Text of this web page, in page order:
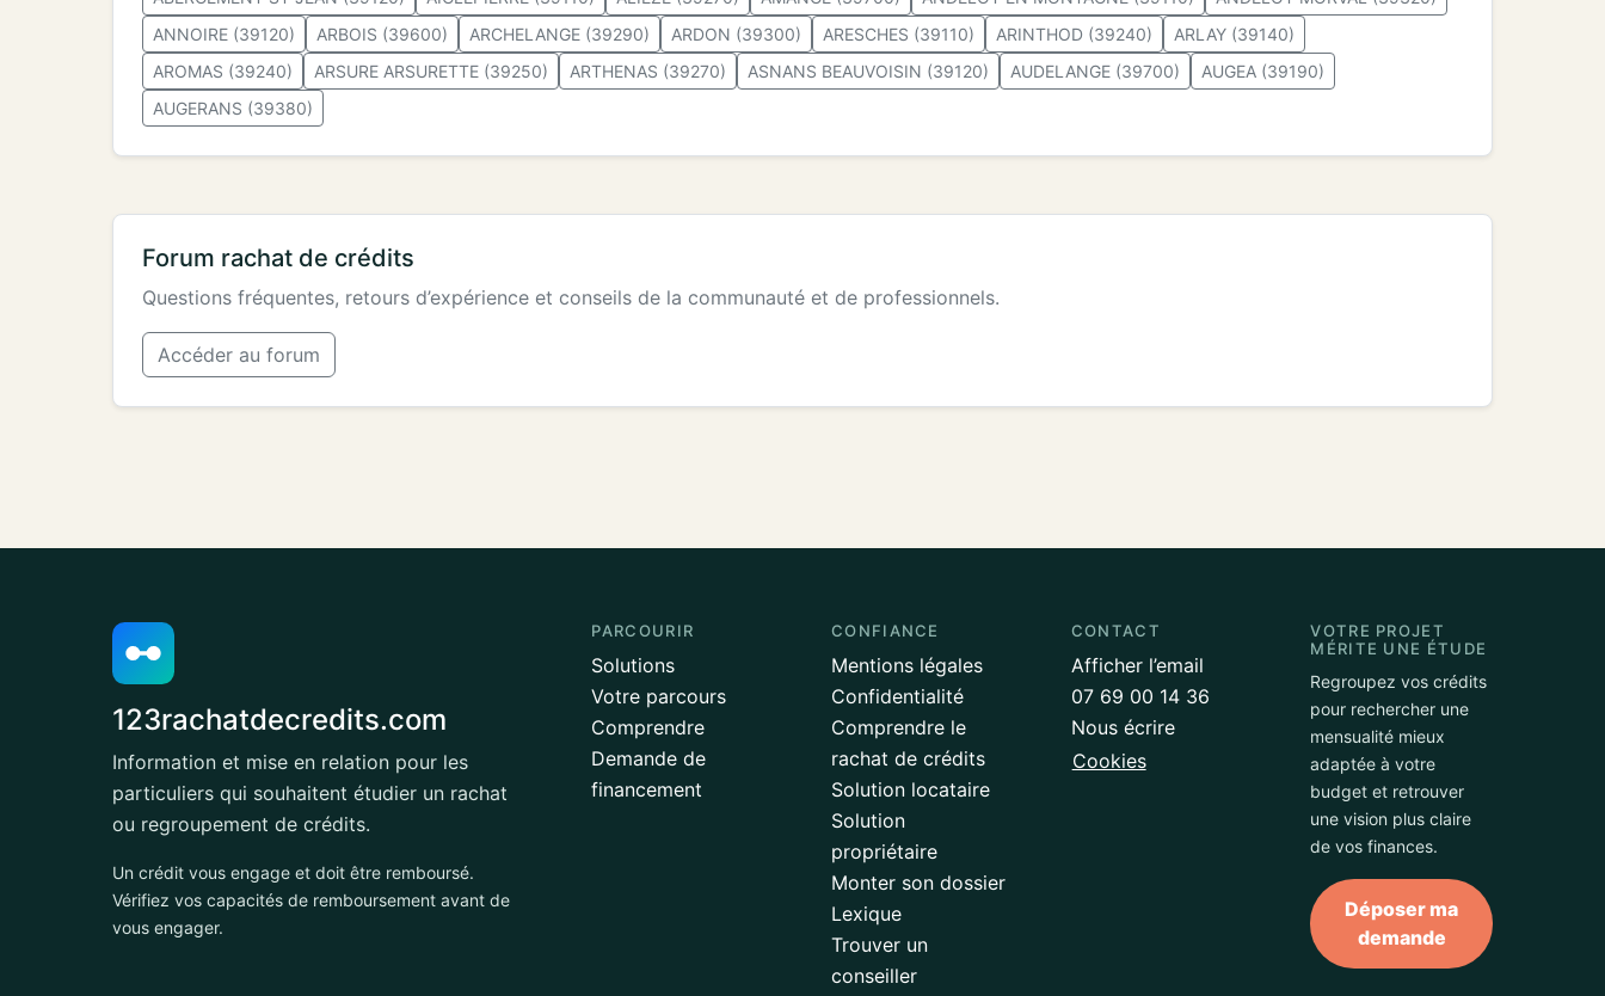
ANNOIRE (39120)
ARBOIS (39600) ARCHELANGE (39290) ARDON (39300) ARESCHES (39110) ARINTHOD (39240)
ARLAY (39140)
AROMAS (39240)
ARSURE ARSURETTE (39250) ARTHENAS (39270) ASNANS BEAUVOISIN (39120) AUDELANGE (39700)
AUGEA (39190)
AUGERANS (39380)
Forum rachat de crédits
Questions fréquentes, retours d’expérience et conseils de la communauté et de professionnels.
Accéder au forum
123rachatdecredits.com
Information et mise en relation pour les
particuliers qui souhaitent étudier un rachat
ou regroupement de crédits.
Un crédit vous engage et doit être remboursé.
Vérifiez vos capacités de remboursement avant de
vous engager.
PARCOURIR
Solutions
Votre parcours
Comprendre
Demande de
financement
CONFIANCE
Mentions légales
Confidentialité
Comprendre le
rachat de crédits
Solution locataire
Solution
propriétaire
Monter son dossier
Lexique
Trouver un
conseiller
CONTACT
Afficher l’email
07 69 00 14 36
Nous écrire
Cookies
VOTRE PROJET
MÉRITE UNE ÉTUDE
Regroupez vos crédits
pour rechercher une
mensualité mieux
adaptée à votre
budget et retrouver
une vision plus claire
de vos finances.
Déposer ma
demande